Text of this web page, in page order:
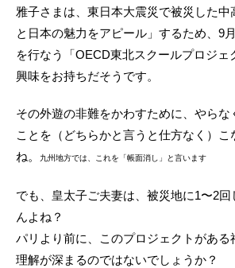
雅子さまは、東日本大震災で被災した
と日本の魅力をアピール」するため、9
を行なう「OECD東北スクールプロジェ
興味をお持ちだそうです。
その外遊の非難をかわすために、やらな
ことを（どちらかと言うと仕方なく）こ
ね。
九州地方では、これを「帳面消し」と言います
でも、皇太子ご夫妻は、被災地に1〜2
んよね？
パリより前に、このプロジェクトがある
理解が深まるのではないでしょうか？